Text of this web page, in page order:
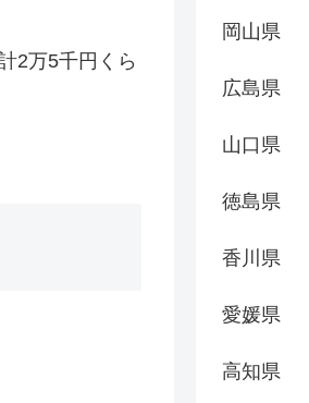
2万5千円くら
岡山県
広島県
山口県
徳島県
香川県
愛媛県
高知県